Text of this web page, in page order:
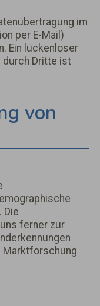
im
per E-Mail)
Ein lückenloser
durch Dritte ist
von
Die
ferner zur
Marktforschung